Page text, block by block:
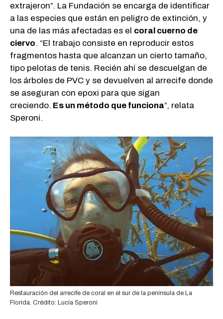
extrajeron”. La Fundación se encarga de identificar
a las especies que están en peligro de extinción, y
una de las más afectadas es el coral cuerno de
ciervo. “El trabajo consiste en reproducir estos
fragmentos hasta que alcanzan un cierto tamaño,
tipo pelotas de tenis. Recién ahí se descuelgan de
los árboles de PVC y se devuelven al arrecife donde
se aseguran con epoxi para que sigan
creciendo. Es un método que funciona”, relata
Speroni.
Restauración del arrecife de coral en el sur de la península de La
Florida. Crédito: Lucía Speroni